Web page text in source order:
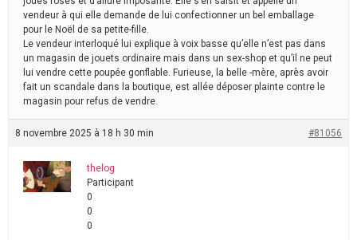
vendeur à qui elle demande de lui confectionner un bel emballage
pour le Noël de sa petite-fille.
Le vendeur interloqué lui explique à voix basse qu’elle n’est pas dans
un magasin de jouets ordinaire mais dans un sex-shop et qu’il ne peut
lui vendre cette poupée gonflable. Furieuse, la belle -mère, après avoir
fait un scandale dans la boutique, est allée déposer plainte contre le
magasin pour refus de vendre.
8 novembre 2025 à 18 h 30 min #81056
thelog
Participant
0
0
0